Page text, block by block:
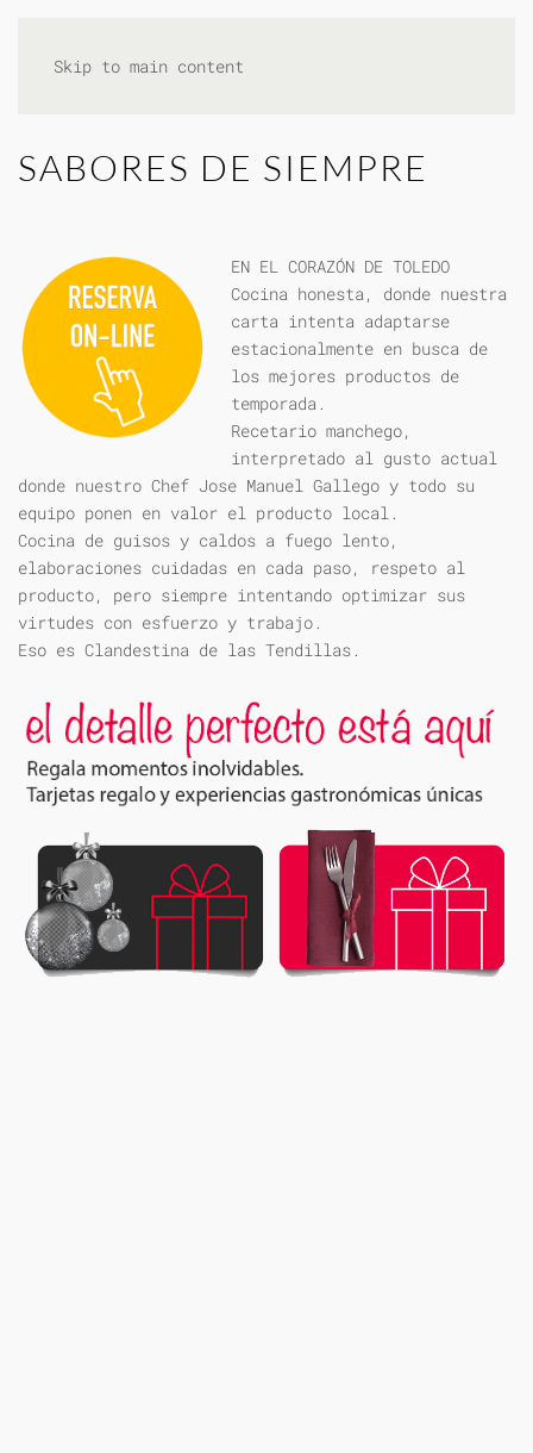
Skip to main content
SABORES DE SIEMPRE
EN EL CORAZÓN DE TOLEDO
Cocina honesta, donde nuestra
carta intenta adaptarse
estacionalmente en busca de
los mejores productos de
temporada.
Recetario manchego,
interpretado al gusto actual
donde nuestro Chef Jose Manuel Gallego y todo su
equipo ponen en valor el producto local.
Cocina de guisos y caldos a fuego lento,
elaboraciones cuidadas en cada paso, respeto al
producto, pero siempre intentando optimizar sus
virtudes con esfuerzo y trabajo.
Eso es Clandestina de las Tendillas.